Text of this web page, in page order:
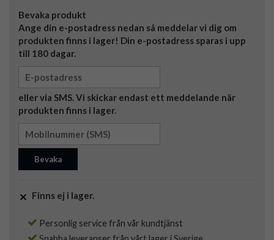
Bevaka produkt
Ange din e-postadress nedan så meddelar vi dig om
produkten finns i lager! Din e-postadress sparas i upp
till 180 dagar.
eller via SMS. Vi skickar endast ett meddelande när
produkten finns i lager.
Bevaka
Finns ej i lager.
Personlig service från vår kundtjänst